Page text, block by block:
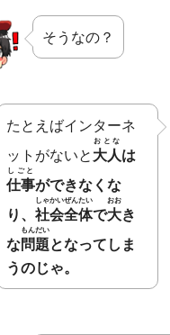
そうなの？
たとえばインターネ
ットがないと大人
おとな
は
仕事
しごと
ができなくな
り、 社会全体
しゃかいぜんたい
で大
おお
き
な問題
もんだい
となってしま
うのじゃ。